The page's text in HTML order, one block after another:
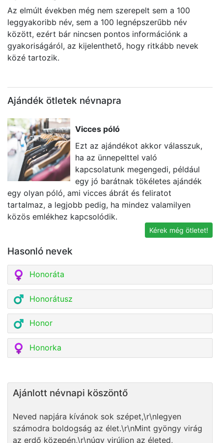
Az elmúlt években még nem szerepelt sem a 100
leggyakoribb név, sem a 100 legnépszerűbb név
között, ezért bár nincsen pontos információnk a
gyakoriságáról, az kijelenthető, hogy ritkább nevek
közé tartozik.
Ajándék ötletek névnapra
Vicces póló
Ezt az ajándékot akkor válasszuk,
ha az ünnepelttel való
kapcsolatunk megengedi, például
egy jó barátnak tökéletes ajándék
egy olyan póló, ami vicces ábrát és feliratot
tartalmaz, a legjobb pedig, ha mindez valamilyen
közös emlékhez kapcsolódik.
Kérek még ötletet!
Hasonló nevek
Honoráta
Honorátusz
Honor
Honorka
Ajánlott névnapi köszöntő
Neved napjára kívánok sok szépet,\r\nlegyen
számodra boldogság az élet.\r\nMint gyöngy virág
az erdő közepén,\r\núgy virúljon az életed,